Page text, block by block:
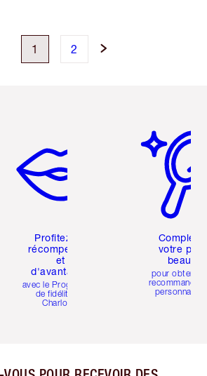
1 2
Profitez de
récompenses
et
d'avantages
avec le Programme
de fidélité de
Charlotte
Complétez
votre profil
beauté
pour obtenir
personnalisées